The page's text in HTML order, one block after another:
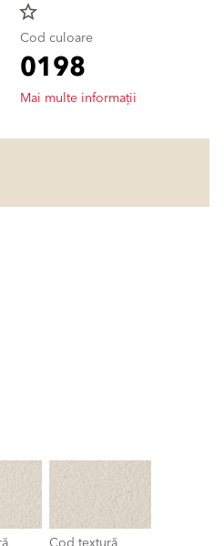
star_border
Cod culoare
0198
Mai multe informații